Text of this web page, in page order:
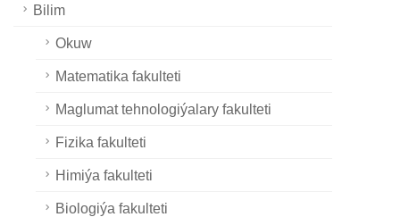
Bilim
Okuw
Matematika fakulteti
Maglumat tehnologiýalary fakulteti
Fizika fakulteti
Himiýa fakulteti
Biologiýa fakulteti